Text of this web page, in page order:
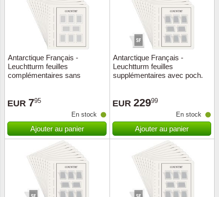
Antarctique Français -
Leuchtturm feuilles
complémentaires sans
EUR 795
En stock
Ajouter au panier
Antarctique Français -
Leuchtturm feuilles
supplémentaires avec poch.
EUR 22999
En stock
Ajouter au panier